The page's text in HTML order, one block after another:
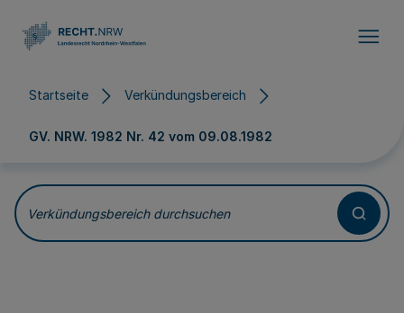
Startseite Verkündungsbereich
GV. NRW. 1982 Nr. 42 vom 09.08.1982
Verkündungsbereich durchsuchen